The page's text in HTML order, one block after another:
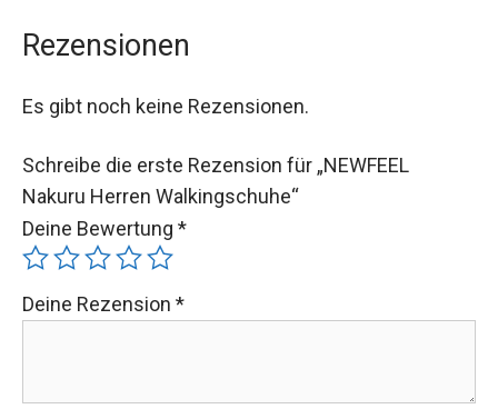
Rezensionen
Es gibt noch keine Rezensionen.
Schreibe die erste Rezension für „NEWFEEL
Nakuru Herren Walkingschuhe“
Deine Bewertung *
Deine Rezension *